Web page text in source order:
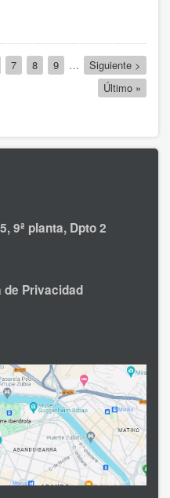
Página
7 Página
8 Página
9 …
Siguiente
página
Siguiente >
Última
página
Último »
9ª planta, Dpto 2
de Privacidad